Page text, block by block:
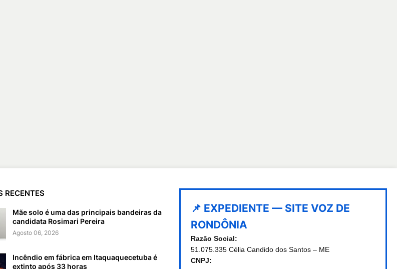
RECENTES
Mãe solo é uma das principais bandeiras da
candidata Rosimari Pereira
Agosto 06, 2026
Incêndio em fábrica em Itaquaquecetuba é
extinto após 33 horas
📌 EXPEDIENTE — SITE VOZ DE
RONDÔNIA
Razão Social:
51.075.335 Célia Candido dos Santos – ME
CNPJ: